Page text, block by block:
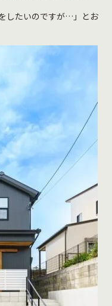
したいのですが…」とお